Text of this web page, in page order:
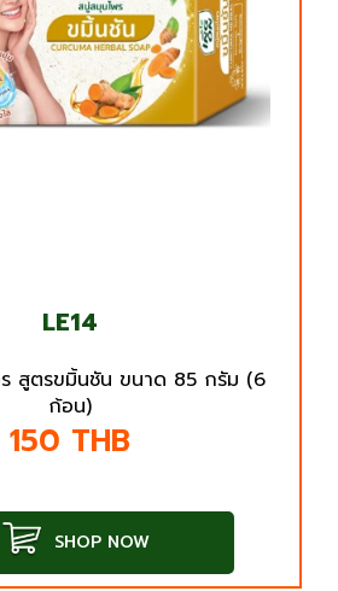
LE14
สูตรขมิ้นชัน ขนาด 85 กรัม (6
ก้อน)
150 THB
SHOP NOW